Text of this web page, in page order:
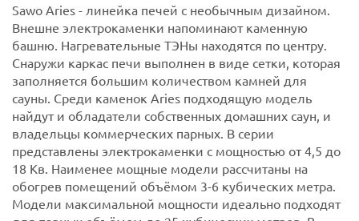
Sawo Aries - линейка печей с необычным дизайном.
Внешне электрокаменки напоминают каменную
башню. Нагревательные ТЭНы находятся по центру.
Снаружи каркас печи выполнен в виде сетки, которая
заполняется большим количеством камней для
сауны. Среди каменок Aries подходящую модель
найдут и обладатели собственных домашних саун, и
владельцы коммерческих парных. В серии
представлены электрокаменки с мощностью от 4,5 до
18 Кв. Наименее мощные модели рассчитаны на
обогрев помещений объёмом 3-6 кубических метра.
Модели максимальной мощности идеально подходят